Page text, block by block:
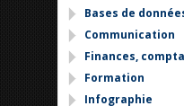
Bases de
Communication
Finances,
Formation
Infographie